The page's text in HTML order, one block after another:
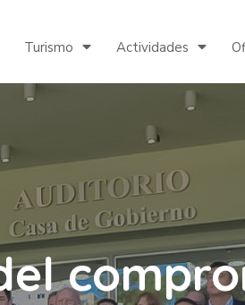
Turismo Actividades